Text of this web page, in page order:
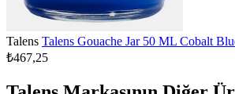
Talens Talens Gouache Jar 50 ML Cobalt
₺467,25